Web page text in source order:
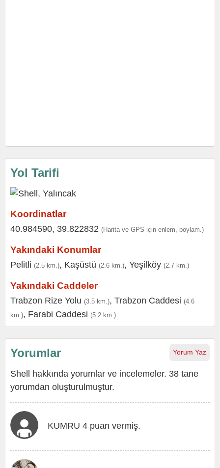
Yol Tarifi
Koordinatlar
40.984590, 39.822832 (Harita ve GPS için enlem, boylam.)
Yakındaki Konumlar
Pelitli (2.5 km.), Kaşüstü (2.6 km.), Yeşilköy (2.7 km.)
Yakındaki Caddeler
Trabzon Rize Yolu (3.5 km.), Trabzon Caddesi (4.6
km.), Farabi Caddesi (5.2 km.)
Yorum Yaz
Yorumlar
Shell hakkında yorumlar ve incelemeler. 38 tane
yorumdan oluşturulmuştur.
KUMRU 4 puan vermiş.